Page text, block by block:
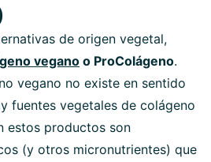
de origen vegetal,
vegano o ProColágeno.
vegano no existe en sentido
fuentes vegetales de colágeno
estos productos son
(y otros micronutrientes) que